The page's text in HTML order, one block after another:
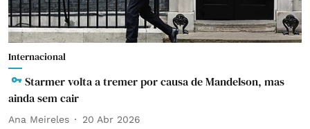
Internacional
Starmer volta a tremer por causa de Mandelson, mas
ainda sem cair
Ana Meireles 20 Abr 2026